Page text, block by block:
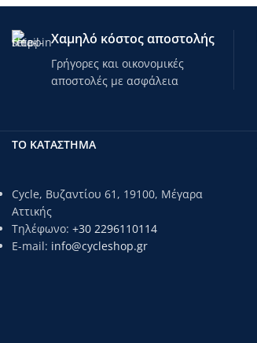
Χαμηλό κόστος αποστολής
Γρήγορες και οικονομικές
αποστολές με ασφάλεια
ΤΟ ΚΑΤΑΣΤΗΜΑ
Cycle, Βυζαντίου 61, 19100, Μέγαρα
Αττικής
Τηλέφωνο: +30 2296110114
E-mail: info@cycleshop.gr